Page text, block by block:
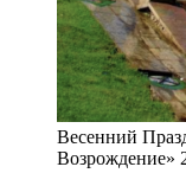
Весенний
Возрождение»